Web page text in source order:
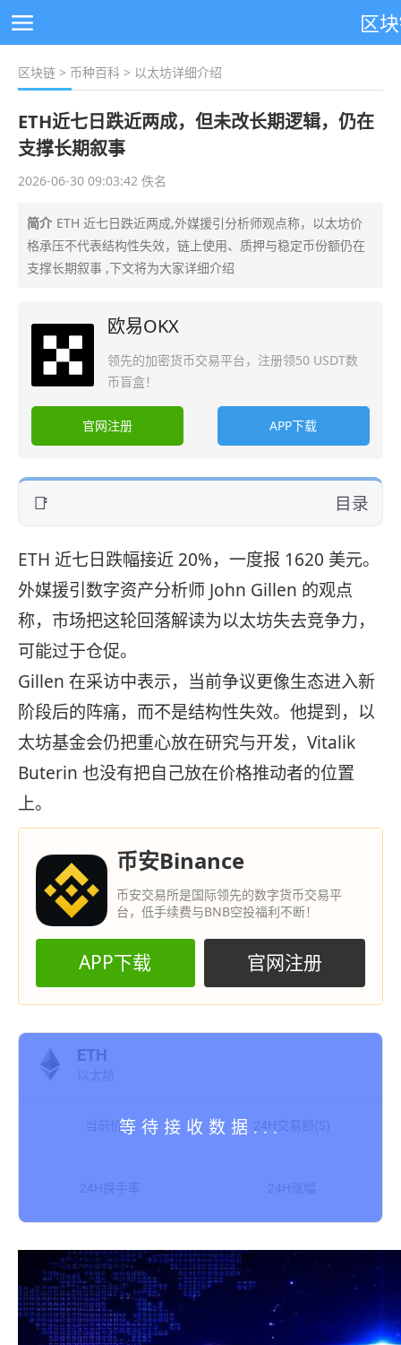
区
区块链 > 币种百科 > 以太坊详细介绍
ETH近七日跌近两成，但未改长期逻辑，仍在
支撑长期叙事
2026-06-30 09:03:42 佚名
简介 ETH 近七日跌近两成,外媒援引分析师观点称，以太坊价
格承压不代表结构性失效，链上使用、质押与稳定币份额仍在
支撑长期叙事 ,下文将为大家详细介绍
欧易OKX
领先的加密货币交易平台，注册领50 USDT数
币盲盒！
官网注册 APP下载
目录
ETH 近七日跌幅接近 20%，一度报 1620 美元。
外媒援引数字资产分析师 John Gillen 的观点
称，市场把这轮回落解读为以太坊失去竞争力，
可能过于仓促。
Gillen 在采访中表示，当前争议更像生态进入新
阶段后的阵痛，而不是结构性失效。他提到，以
太坊基金会仍把重心放在研究与开发，Vitalik
Buterin 也没有把自己放在价格推动者的位置
上。
币安Binance
币安交易所是国际领先的数字货币交易平
台，低手续费与BNB空投福利不断！
APP下载 官网注册
ETH
以太坊
当前价格 24H交易额($)
24H换手率 24H涨幅